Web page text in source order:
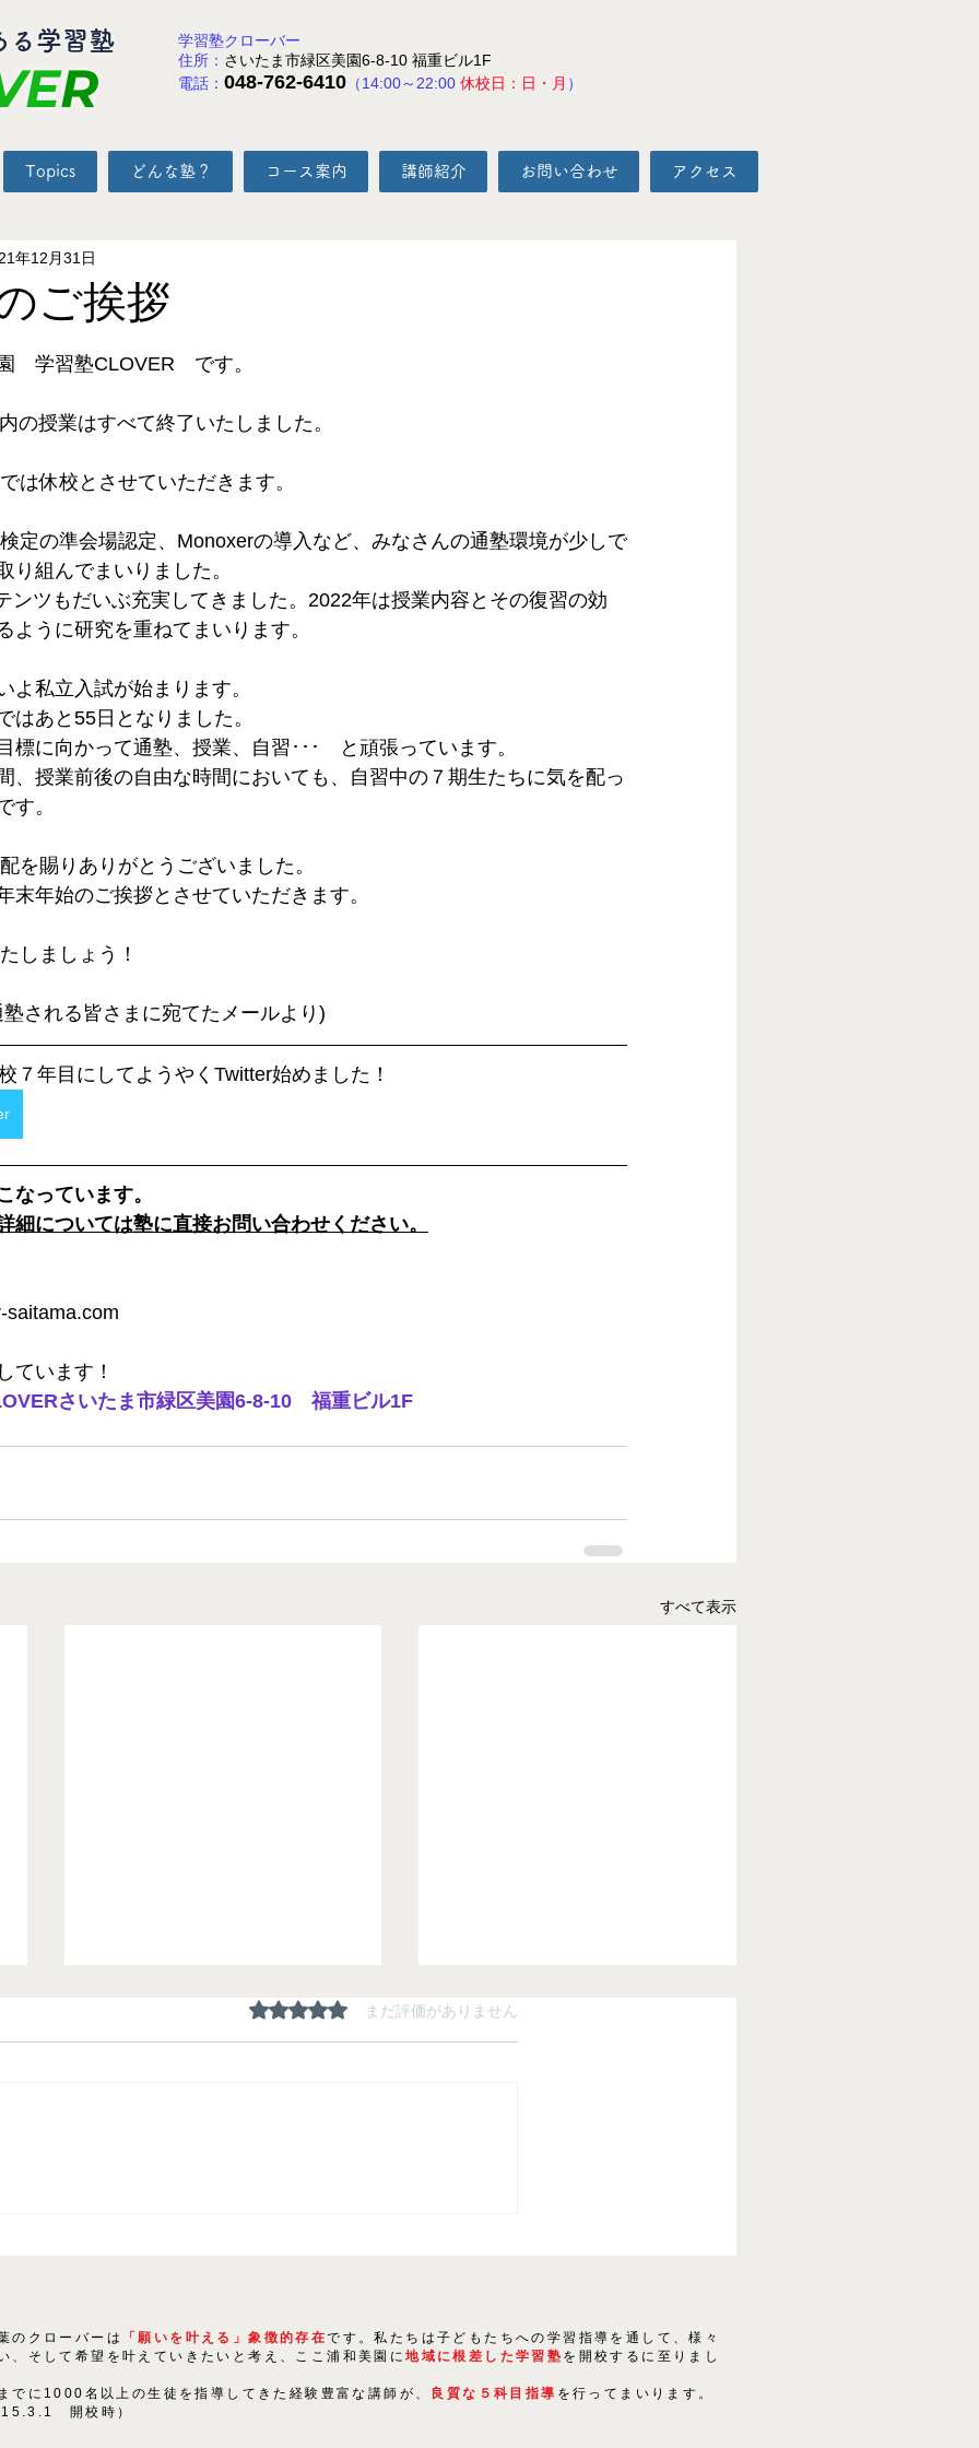
る学習塾
R
学習塾クローバー
住所： さいたま市緑区美園6-8-10 福重ビル1F
電話： 048-762-6410 （14:00～22:00 休校日：日・月 ）
Topics どんな塾？ コース案内 講師紹介 お問い合わせ アクセス
ご挨拶
年12月31日
　学習塾CLOVER　です。
の授業はすべて終了いたしました。
は休校とさせていただきます。
定の準会場認定、Monoxerの導入など、みなさんの通塾環境が少しで
り組んでまいりました。
ンツもだいぶ充実してきました。2022年は授業内容とその復習の効
ように研究を重ねてまいります。
よ私立入試が始まります。
はあと55日となりました。
標に向かって通塾、授業、自習･･･　と頑張っています。
、授業前後の自由な時間においても、自習中の７期生たちに気を配っ
す。
を賜りありがとうございました。
末年始のご挨拶とさせていただきます。
しましょう！
される皆さまに宛てたメールより)
７年目にしてようやくTwitter始めました！
なっています。
細については塾に直接お問い合わせください。
saitama.com
ています！
さいたま市緑区美園6-8-10　福重ビル1F
すべて表示
5つ星のうち0と評価されています。
まだ評価がありません
のクローバーは 「願いを叶える」象徴的存在です。私たちは子どもたちへの学習指導を通して、様々
、そして希望を叶えていきたいと考え、ここ浦和美園に地域に根差した学習塾 を開校するに至りまし
でに1000名以上の生徒を指導してきた経験豊富な講師が、 良質な５科目指導 を行ってまいります。
開校時）